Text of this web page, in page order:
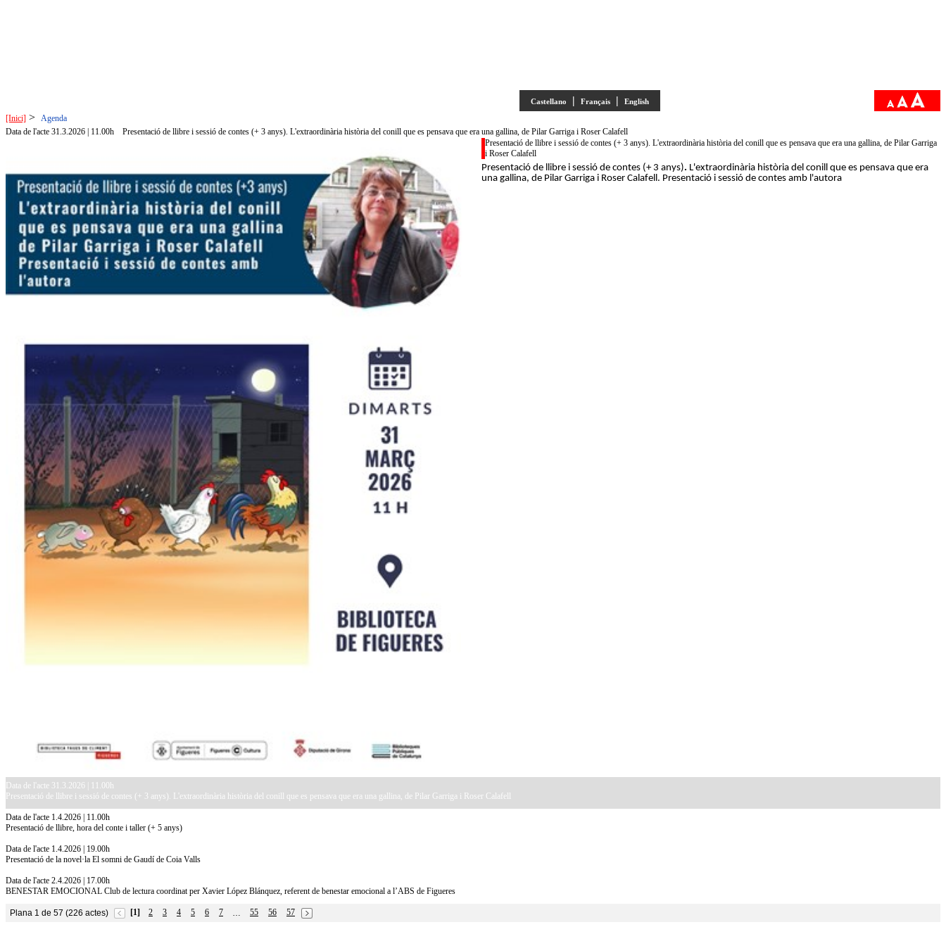
Castellano | Français | English
[Inici] > Agenda
Data de l'acte 31.3.2026 | 11.00h
Presentació de llibre i sessió de contes (+ 3 anys). L'extraordinària història del conill que es pensava que era una gallina, de Pilar Garriga i Roser Calafell
Presentació de llibre i sessió de contes (+ 3 anys). L'extraordinària història del conill que es pensava que era una gallina, de Pilar Garriga
i Roser Calafell
Presentació de llibre i sessió de contes (+ 3 anys). L'extraordinària història del conill que es pensava que era
una gallina, de Pilar Garriga i Roser Calafell. Presentació i sessió de contes amb l'autora
Data de l'acte 31.3.2026 | 11.00h
Presentació de llibre i sessió de contes (+ 3 anys). L'extraordinària història del conill que es pensava que era una gallina, de Pilar Garriga i Roser Calafell
Data de l'acte 1.4.2026 | 11.00h
Presentació de llibre, hora del conte i taller (+ 5 anys)
Data de l'acte 1.4.2026 | 19.00h
Presentació de la novel·la El somni de Gaudí de Coia Valls
Data de l'acte 2.4.2026 | 17.00h
BENESTAR EMOCIONAL Club de lectura coordinat per Xavier López Blánquez, referent de benestar emocional a l’ABS de Figueres
Plana 1 de 57 (226 actes) [1] 2 3 4 5 6 7 … 55 56
57